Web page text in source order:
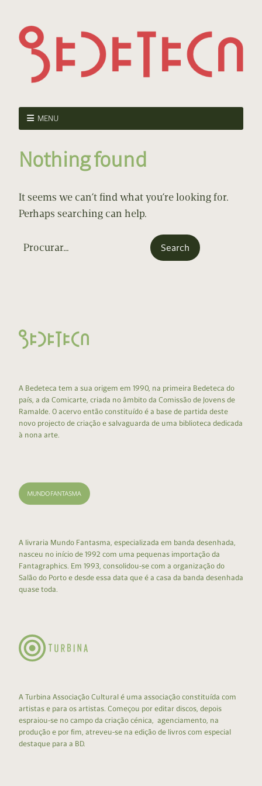
MENU
Nothing found
It seems we can’t find what you’re looking for.
Perhaps searching can help.
A Bedeteca tem a sua origem em 1990, na primeira Bedeteca do
país, a da Comicarte, criada no âmbito da Comissão de Jovens de
Ramalde. O acervo então constituído é a base de partida deste
novo projecto de criação e salvaguarda de uma biblioteca dedicada
à nona arte.
A livraria Mundo Fantasma, especializada em banda desenhada,
nasceu no início de 1992 com uma pequenas importação da
Fantagraphics. Em 1993, consolidou-se com a organização do
Salão do Porto e desde essa data que é a casa da banda desenhada
quase toda.
A Turbina Associação Cultural é uma associação constituída com
artistas e para os artistas. Começou por editar discos, depois
espraiou-se no campo da criação cénica, agenciamento, na
produção e por fim, atreveu-se na edição de livros com especial
destaque para a BD.